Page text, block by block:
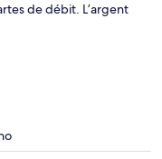
de débit. L’argent